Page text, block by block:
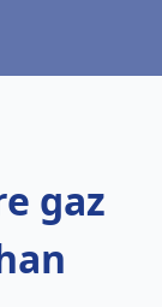
gaz